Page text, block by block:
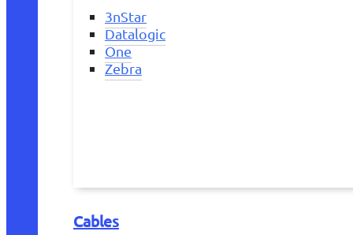
3nStar
Datalogic
One
Zebra
Cables